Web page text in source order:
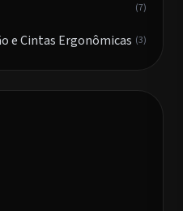
(7)
e Cintas Ergonômicas (3)